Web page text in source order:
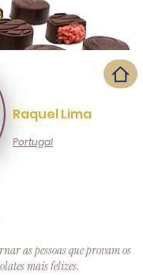
Raquel Lima
Portugal
as pessoas que provam os
mais felizes.